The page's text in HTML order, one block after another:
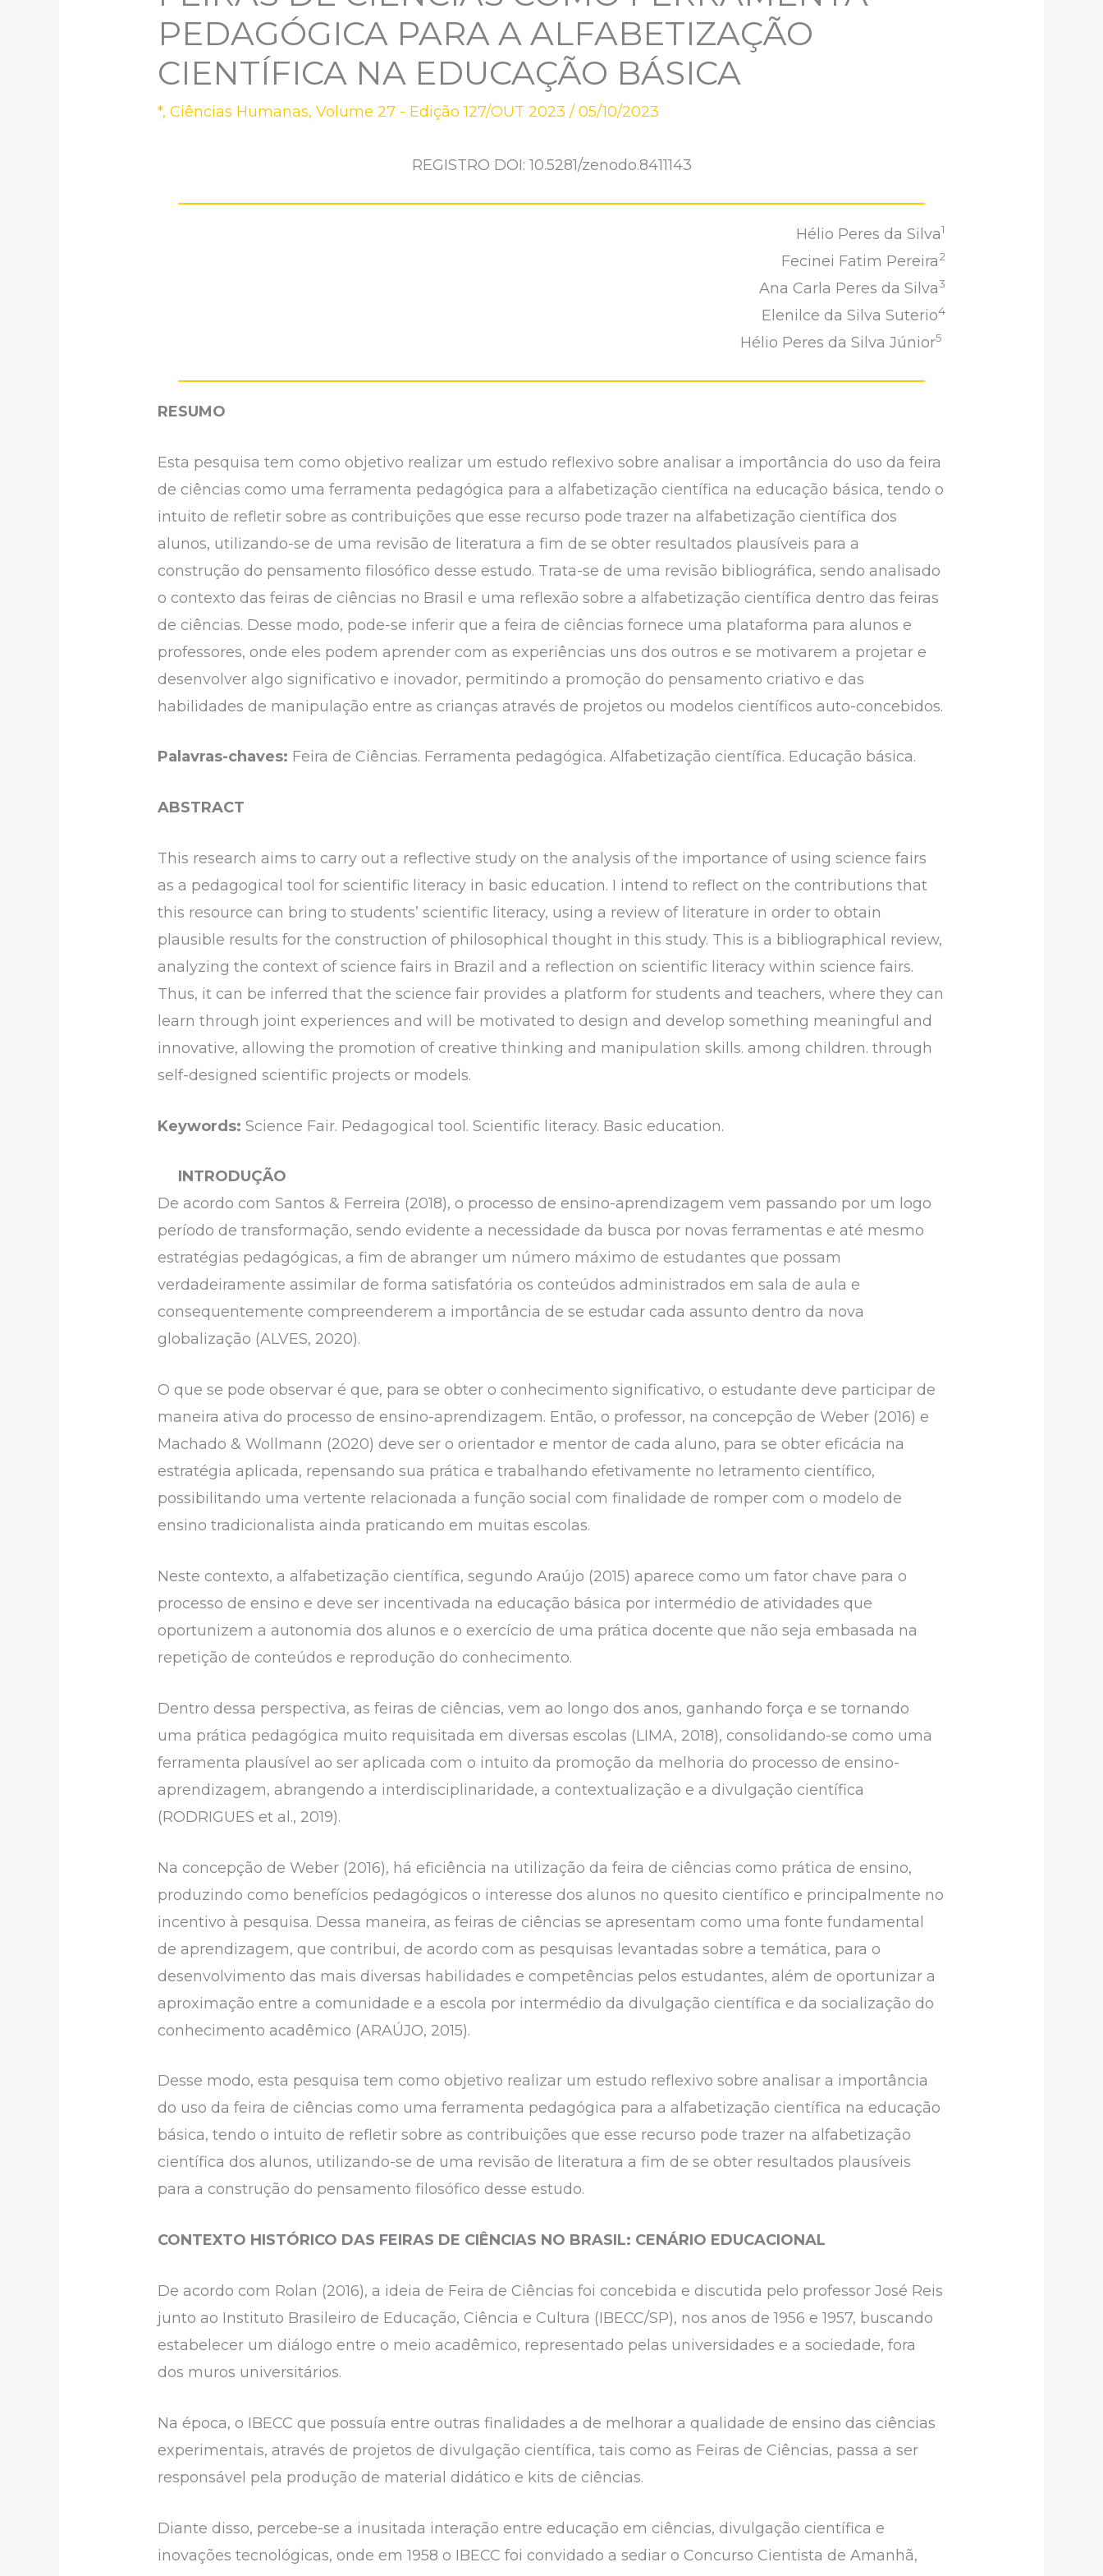
PEDAGÓGICA PARA A ALFABETIZAÇÃO
CIENTÍFICA NA EDUCAÇÃO BÁSICA
*,Ciências Humanas,Volume 27 - Edição 127/OUT 2023 /05/10/2023
REGISTRO DOI: 10.5281/zenodo.8411143
Hélio Peres da Silva1
Fecinei Fatim Pereira2
Ana Carla Peres da Silva3
Elenilce da Silva Suterio4
Hélio Peres da Silva Júnior5
RESUMO
Esta pesquisa tem como objetivo realizar um estudo reflexivo sobre analisar a importância do uso da feira
de ciências como uma ferramenta pedagógica para a alfabetização científica na educação básica, tendo o
intuito de refletir sobre as contribuições que esse recurso pode trazer na alfabetização científica dos
alunos, utilizando-se de uma revisão de literatura a fim de se obter resultados plausíveis para a
construção do pensamento filosófico desse estudo. Trata-se de uma revisão bibliográfica, sendo analisado
o contexto das feiras de ciências no Brasil e uma reflexão sobre a alfabetização científica dentro das feiras
de ciências. Desse modo, pode-se inferir que a feira de ciências fornece uma plataforma para alunos e
professores, onde eles podem aprender com as experiências uns dos outros e se motivarem a projetar e
desenvolver algo significativo e inovador, permitindo a promoção do pensamento criativo e das
habilidades de manipulação entre as crianças através de projetos ou modelos científicos auto-concebidos.
Palavras-chaves: Feira de Ciências. Ferramenta pedagógica. Alfabetização científica. Educação básica.
ABSTRACT
This research aims to carry out a reflective study on the analysis of the importance of using science fairs
as a pedagogical tool for scientific literacy in basic education. I intend to reflect on the contributions that
this resource can bring to students’ scientific literacy, using a review of literature in order to obtain
plausible results for the construction of philosophical thought in this study. This is a bibliographical review,
analyzing the context of science fairs in Brazil and a reflection on scientific literacy within science fairs.
Thus, it can be inferred that the science fair provides a platform for students and teachers, where they can
learn through joint experiences and will be motivated to design and develop something meaningful and
innovative, allowing the promotion of creative thinking and manipulation skills. among children. through
self-designed scientific projects or models.
Keywords:Science Fair. Pedagogical tool. Scientific literacy. Basic education.
INTRODUÇÃO
De acordo com Santos & Ferreira (2018), o processo de ensino-aprendizagem vem passando por um logo
período de transformação, sendo evidente a necessidade da busca por novas ferramentas e até mesmo
estratégias pedagógicas, a fim de abranger um número máximo de estudantes que possam
verdadeiramente assimilar de forma satisfatória os conteúdos administrados em sala de aula e
consequentemente compreenderem a importância de se estudar cada assunto dentro da nova
globalização (ALVES, 2020).
O que se pode observar é que, para se obter o conhecimento significativo, o estudante deve participar de
maneira ativa do processo de ensino-aprendizagem. Então, o professor, na concepção de Weber (2016) e
Machado & Wollmann (2020) deve ser o orientador e mentor de cada aluno, para se obter eficácia na
estratégia aplicada, repensando sua prática e trabalhando efetivamente no letramento científico,
possibilitando uma vertente relacionada a função social com finalidade de romper com o modelo de
ensino tradicionalista ainda praticando em muitas escolas.
Neste contexto, a alfabetização científica, segundo Araújo (2015) aparece como um fator chave para o
processo de ensino e deve ser incentivada na educação básica por intermédio de atividades que
oportunizem a autonomia dos alunos e o exercício de uma prática docente que não seja embasada na
repetição de conteúdos e reprodução do conhecimento.
Dentro dessa perspectiva, as feiras de ciências, vem ao longo dos anos, ganhando força e se tornando
uma prática pedagógica muito requisitada em diversas escolas (LIMA, 2018), consolidando-se como uma
ferramenta plausível ao ser aplicada com o intuito da promoção da melhoria do processo de ensino-
aprendizagem, abrangendo a interdisciplinaridade, a contextualização e a divulgação científica
(RODRIGUES et al., 2019).
Na concepção de Weber (2016), há eficiência na utilização da feira de ciências como prática de ensino,
produzindo como benefícios pedagógicos o interesse dos alunos no quesito científico e principalmente no
incentivo à pesquisa. Dessa maneira, as feiras de ciências se apresentam como uma fonte fundamental
de aprendizagem, que contribui, de acordo com as pesquisas levantadas sobre a temática, para o
desenvolvimento das mais diversas habilidades e competências pelos estudantes, além de oportunizar a
aproximação entre a comunidade e a escola por intermédio da divulgação científica e da socialização do
conhecimento acadêmico (ARAÚJO, 2015).
Desse modo, esta pesquisa tem como objetivo realizar um estudo reflexivo sobre analisar a importância
do uso da feira de ciências como uma ferramenta pedagógica para a alfabetização científica na educação
básica, tendo o intuito de refletir sobre as contribuições que esse recurso pode trazer na alfabetização
científica dos alunos, utilizando-se de uma revisão de literatura a fim de se obter resultados plausíveis
para a construção do pensamento filosófico desse estudo.
CONTEXTO HISTÓRICO DAS FEIRAS DE CIÊNCIAS NO BRASIL: CENÁRIO EDUCACIONAL
De acordo com Rolan (2016), a ideia de Feira de Ciências foi concebida e discutida pelo professor José Reis
junto ao Instituto Brasileiro de Educação, Ciência e Cultura (IBECC/SP), nos anos de 1956 e 1957, buscando
estabelecer um diálogo entre o meio acadêmico, representado pelas universidades e a sociedade, fora
dos muros universitários.
Na época, o IBECC que possuía entre outras finalidades a de melhorar a qualidade de ensino das ciências
experimentais, através de projetos de divulgação científica, tais como as Feiras de Ciências, passa a ser
responsável pela produção de material didático e kits de ciências.
Diante disso, percebe-se a inusitada interação entre educação em ciências, divulgação científica e
inovações tecnológicas, onde em 1958 o IBECC foi convidado a sediar o Concurso Cientista de Amanhã,